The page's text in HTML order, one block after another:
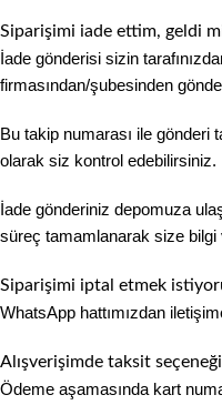
Siparişimi iade ettim, geldi
İade gönderisi sizin
firmasından/şubesinden
Bu takip numarası ile gönderi
olarak siz kontrol edebilirsiniz.
İade gönderiniz depomuza
süreç tamamlanarak size bilgi
Siparişimi iptal etmek
WhatsApp hattımızdan
Alışverişimde taksit
Ödeme aşamasında kart